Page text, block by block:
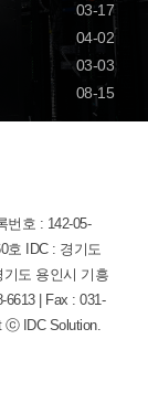
03-17
04-02
03-03
08-15
번호 : 142-05-
호 IDC : 경기도
기도 용인시 기흥
6613 | Fax : 031-
ⓒ IDC Solution.